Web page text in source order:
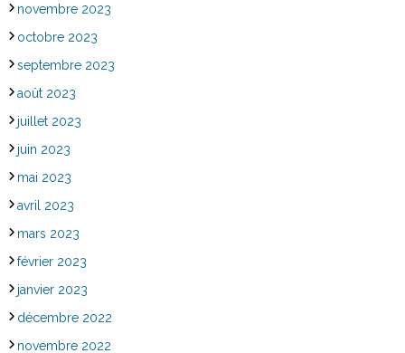
novembre 2023
octobre 2023
septembre 2023
août 2023
juillet 2023
juin 2023
mai 2023
avril 2023
mars 2023
février 2023
janvier 2023
décembre 2022
novembre 2022